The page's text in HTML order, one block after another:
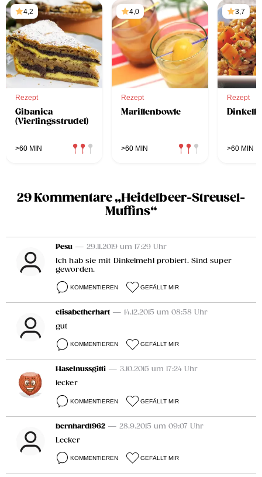
4,2
Rezept
Gibanica
(Vierlingsstrudel)
>60 MIN
4,0
Rezept
Marillenbowle
>60 MIN
3,7
Rezept
>60 MIN
29 Kommentare „Heidelbeer-Streusel-
Muffins“
Pesu — 29.11.2019 um 17:29 Uhr
Ich hab sie mit Dinkelmehl probiert. Sind super
geworden.
KOMMENTIEREN GEFÄLLT MIR
elisabetherhart — 14.12.2015 um 08:58 Uhr
gut
KOMMENTIEREN GEFÄLLT MIR
Haselnussgitti — 3.10.2015 um 17:24 Uhr
lecker
KOMMENTIEREN GEFÄLLT MIR
bernhard1962 — 28.9.2015 um 09:07 Uhr
Lecker
KOMMENTIEREN GEFÄLLT MIR